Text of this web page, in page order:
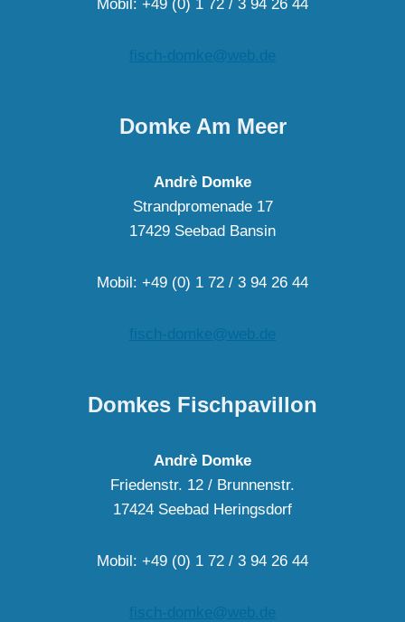
Mobil: +49 (0) 1 72 / 3 94 26 44
fisch-domke@web.de
Domke Am Meer
Andrè Domke
Strandpromenade 17
17429 Seebad Bansin
Mobil: +49 (0) 1 72 / 3 94 26 44
fisch-domke@web.de
Domkes Fischpavillon
Andrè Domke
Friedenstr. 12 / Brunnenstr.
17424 Seebad Heringsdorf
Mobil: +49 (0) 1 72 / 3 94 26 44
fisch-domke@web.de